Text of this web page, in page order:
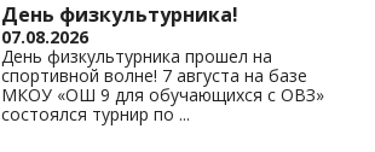
День физкультурника!
07.08.2026
День физкультурника прошел на
спортивной волне! 7 августа на базе
МКОУ «ОШ 9 для обучающихся с ОВЗ»
состоялся турнир по ...